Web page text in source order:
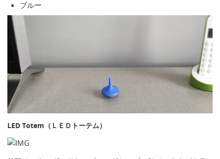
ブルー
LED Totem（ＬＥＤトーテム）